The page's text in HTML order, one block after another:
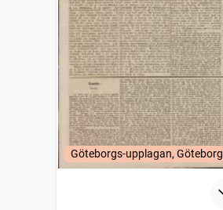
Göteborgs-upplagan, Göteborg